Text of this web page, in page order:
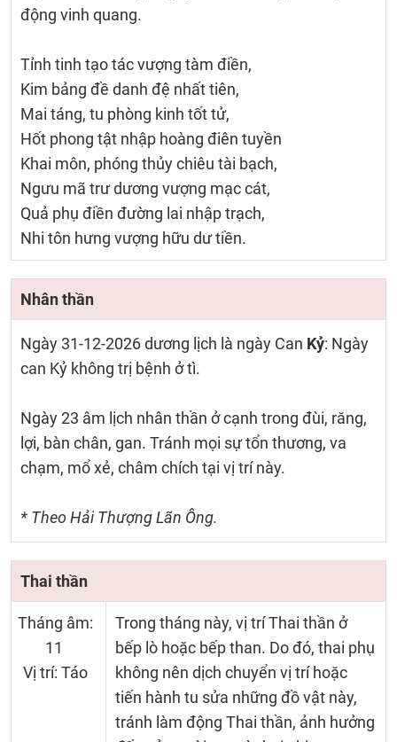
động vinh quang.
Tỉnh tinh tạo tác vượng tàm điền,
Kim bảng đề danh đệ nhất tiên,
Mai táng, tu phòng kinh tốt tử,
Hốt phong tật nhập hoàng điên tuyền
Khai môn, phóng thủy chiêu tài bạch,
Ngưu mã trư dương vượng mạc cát,
Quả phụ điền đường lai nhập trạch,
Nhi tôn hưng vượng hữu dư tiền.
Nhân thần
Ngày 31-12-2026 dương lịch là ngày Can Kỷ: Ngày
can Kỷ không trị bệnh ở tì.
Ngày 23 âm lịch nhân thần ở cạnh trong đùi, răng,
lợi, bàn chân, gan. Tránh mọi sự tổn thương, va
chạm, mổ xẻ, châm chích tại vị trí này.
* Theo Hải Thượng Lãn Ông.
Thai thần
Tháng âm:
11
Vị trí: Táo
Trong tháng này, vị trí Thai thần ở
bếp lò hoặc bếp than. Do đó, thai phụ
không nên dịch chuyển vị trí hoặc
tiến hành tu sửa những đồ vật này,
tránh làm động Thai thần, ảnh hưởng